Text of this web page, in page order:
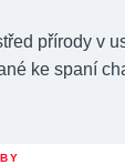
přírody v
ke spaní